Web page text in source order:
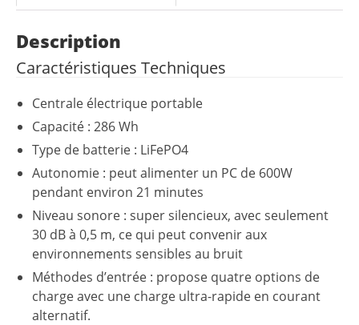
Description
Caractéristiques Techniques
Centrale électrique portable
Capacité : 286 Wh
Type de batterie : LiFePO4
Autonomie : peut alimenter un PC de 600W
pendant environ 21 minutes
Niveau sonore : super silencieux, avec seulement
30 dB à 0,5 m, ce qui peut convenir aux
environnements sensibles au bruit
Méthodes d’entrée : propose quatre options de
charge avec une charge ultra-rapide en courant
alternatif.